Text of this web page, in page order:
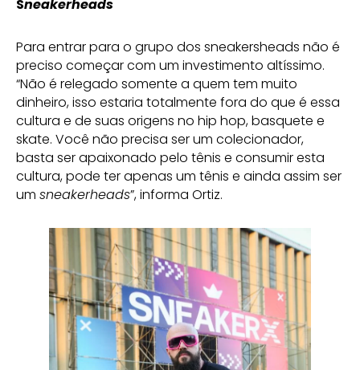
Sneakerheads
Para entrar para o grupo dos sneakersheads não é
preciso começar com um investimento altíssimo.
“Não é relegado somente a quem tem muito
dinheiro, isso estaria totalmente fora do que é essa
cultura e de suas origens no hip hop, basquete e
skate. Você não precisa ser um colecionador,
basta ser apaixonado pelo tênis e consumir esta
cultura, pode ter apenas um tênis e ainda assim ser
um sneakerheads”, informa Ortiz.